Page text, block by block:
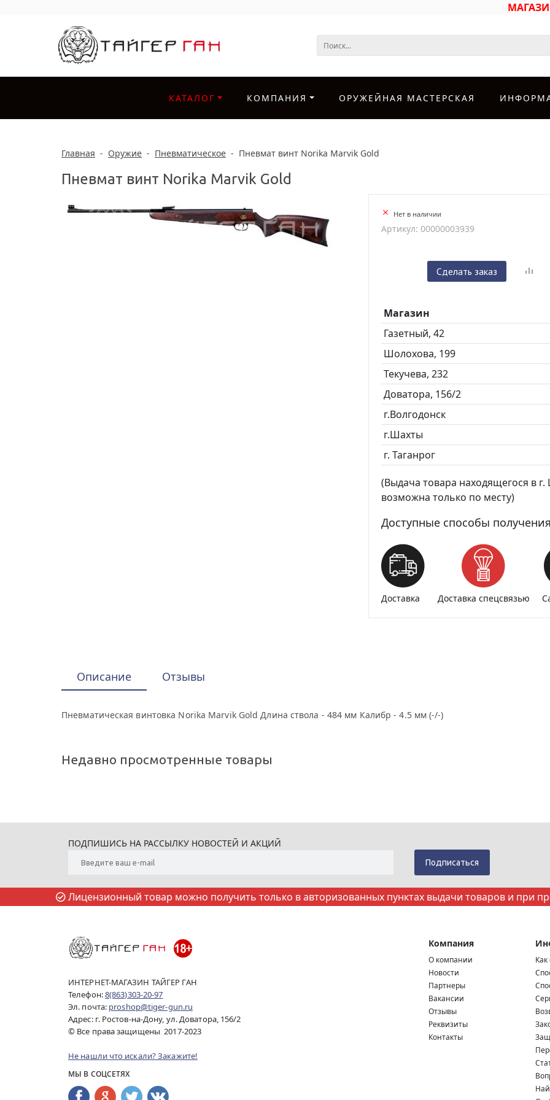
КАТАЛОГ КОМПАНИЯ ОРУЖЕЙНАЯ МАСТЕРСКАЯ
Главная - Оружие - Пневматическое - Пневмат винт Norika Marvik Gold
Пневмат винт Norika Marvik Gold
Нет в наличии
Артикул: 00000003939
Сделать заказ
Магазин
Газетный, 42
Шолохова, 199
Текучева, 232
Доватора, 156/2
г.Волгодонск
г.Шахты
г. Таганрог
(Выдача товара находящегося в г.
возможна только по месту)
Доступные способы
Доставка Доставка спецсвязью
Описание Отзывы
Пневматическая винтовка Norika Marvik Gold Длина ствола - 484 мм Калибр - 4.5 мм (-/-)
Недавно просмотренные товары
ПОДПИШИСЬ НА РАССЫЛКУ НОВОСТЕЙ И АКЦИЙ
Лицензионный товар можно получить только в авторизованных пунктах выдачи товаров и при
ИНТЕРНЕТ-МАГАЗИН ТАЙГЕР ГАН
Телефон:8(863)303-20-97
Эл. почта: proshop@tiger-gun.ru
Адрес: г. Ростов-на-Дону, ул. Доватора, 156/2
© Все права защищены 2017-2023
Не нашли что искали? Закажите!
МЫ В СОЦСЕТЯХ
Компания
О компании
Новости
Партнеры
Вакансии
Отзывы
Реквизиты
Контакты